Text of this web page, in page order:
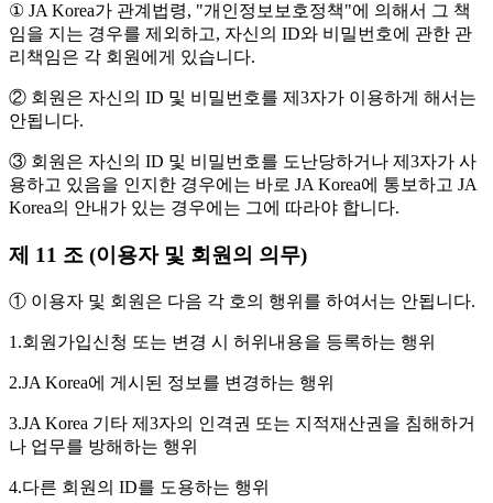
① JA Korea가 관계법령, "개인정보보호정책"에 의해서 그 책
임을 지는 경우를 제외하고, 자신의 ID와 비밀번호에 관한 관
리책임은 각 회원에게 있습니다.
② 회원은 자신의 ID 및 비밀번호를 제3자가 이용하게 해서는
안됩니다.
③ 회원은 자신의 ID 및 비밀번호를 도난당하거나 제3자가 사
용하고 있음을 인지한 경우에는 바로 JA Korea에 통보하고 JA
Korea의 안내가 있는 경우에는 그에 따라야 합니다.
제 11 조 (이용자 및 회원의 의무)
① 이용자 및 회원은 다음 각 호의 행위를 하여서는 안됩니다.
1.회원가입신청 또는 변경 시 허위내용을 등록하는 행위
2.JA Korea에 게시된 정보를 변경하는 행위
3.JA Korea 기타 제3자의 인격권 또는 지적재산권을 침해하거
나 업무를 방해하는 행위
4.다른 회원의 ID를 도용하는 행위